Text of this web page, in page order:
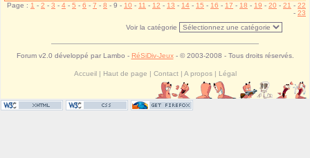
Page : 1 - 2 - 3 - 4 - 5 - 6 - 7 - 8 - 9 - 10 - 11 - 12 - 13 - 14 - 15 - 16 - 17 - 18 - 19 - 20 - 21 - 22
- 23
Voir la catégorie
Forum v2.0 développé par Lambo - RéSiDiv-Jeux- © 2003-2008 - Tous droits réservés.
Accueil| Haut de page | Contact| A propos| Légal